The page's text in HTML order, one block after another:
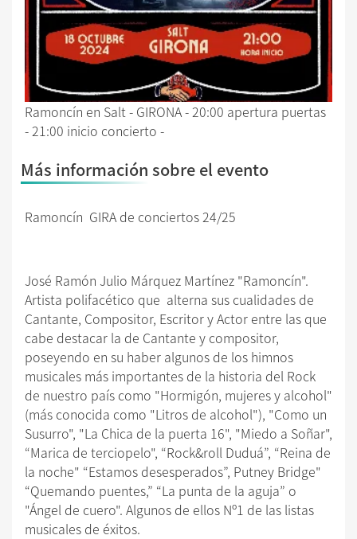
Ramoncín en Salt - GIRONA - 20:00 apertura puertas
- 21:00 inicio concierto -
Más información sobre el evento
Ramoncín GIRA de conciertos 24/25
José Ramón Julio Márquez Martínez "Ramoncín".
Artista polifacético que alterna sus cualidades de
Cantante, Compositor, Escritor y Actor entre las que
cabe destacar la de Cantante y compositor,
poseyendo en su haber algunos de los himnos
musicales más importantes de la historia del Rock
de nuestro país como "Hormigón, mujeres y alcohol"
(más conocida como "Litros de alcohol"), "Como un
Susurro", "La Chica de la puerta 16", "Miedo a Soñar",
“Marica de terciopelo", “Rock&roll Duduá”, “Reina de
la noche" “Estamos desesperados”, Putney Bridge"
“Quemando puentes,” “La punta de la aguja” o
"Ángel de cuero". Algunos de ellos Nº1 de las listas
musicales de éxitos.